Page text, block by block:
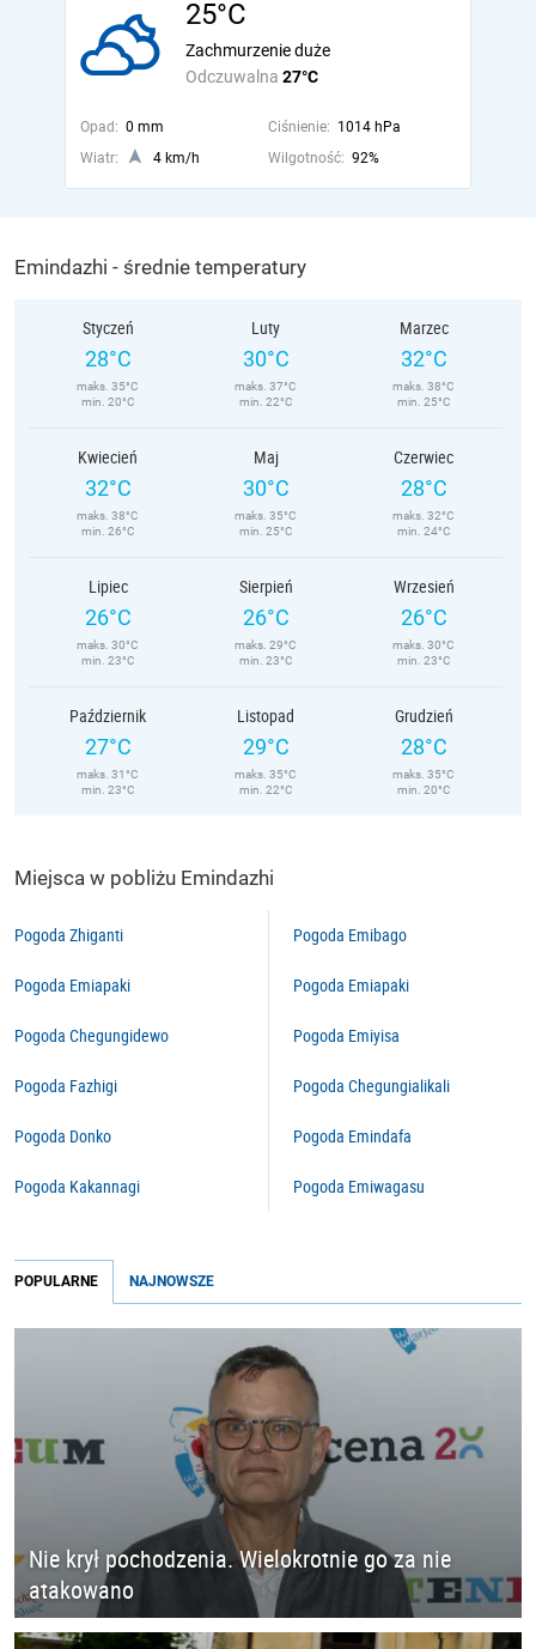
25°C
Odczuwalna 27°C
Zachmurzenie duże
Opad: 0 mm Ciśnienie: 1014 hPa
Wiatr:
4 km/h Wilgotność: 92%
Emindazhi - średnie temperatury
Styczeń
28°C
maks. 35°C
min. 20°C
Luty
30°C
maks. 37°C
min. 22°C
Marzec
32°C
maks. 38°C
min. 25°C
Kwiecień
32°C
maks. 38°C
min. 26°C
Maj
30°C
maks. 35°C
min. 25°C
Czerwiec
28°C
maks. 32°C
min. 24°C
Lipiec
26°C
maks. 30°C
min. 23°C
Sierpień
26°C
maks. 29°C
min. 23°C
Wrzesień
26°C
maks. 30°C
min. 23°C
Październik
27°C
maks. 31°C
min. 23°C
Listopad
29°C
maks. 35°C
min. 22°C
Grudzień
28°C
maks. 35°C
min. 20°C
Miejsca w pobliżu Emindazhi
Pogoda Zhiganti
Pogoda Emiapaki
Pogoda Chegungidewo
Pogoda Fazhigi
Pogoda Donko
Pogoda Kakannagi
Pogoda Emibago
Pogoda Emiapaki
Pogoda Emiyisa
Pogoda Chegungialikali
Pogoda Emindafa
Pogoda Emiwagasu
POPULARNE NAJNOWSZE
Nie krył pochodzenia. Wielokrotnie go za nie
atakowano